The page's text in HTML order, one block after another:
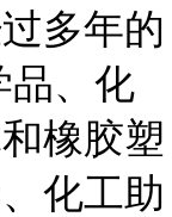
多年的
品、化
橡胶塑
化工助